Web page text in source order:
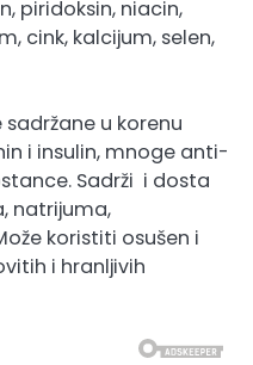
piridoksin, niacin,
cink, kalcijum, selen,
u korenu
i insulin, mnoge anti-
Sadrži i dosta
natrijuma,
koristiti osušen i
i hranljivih